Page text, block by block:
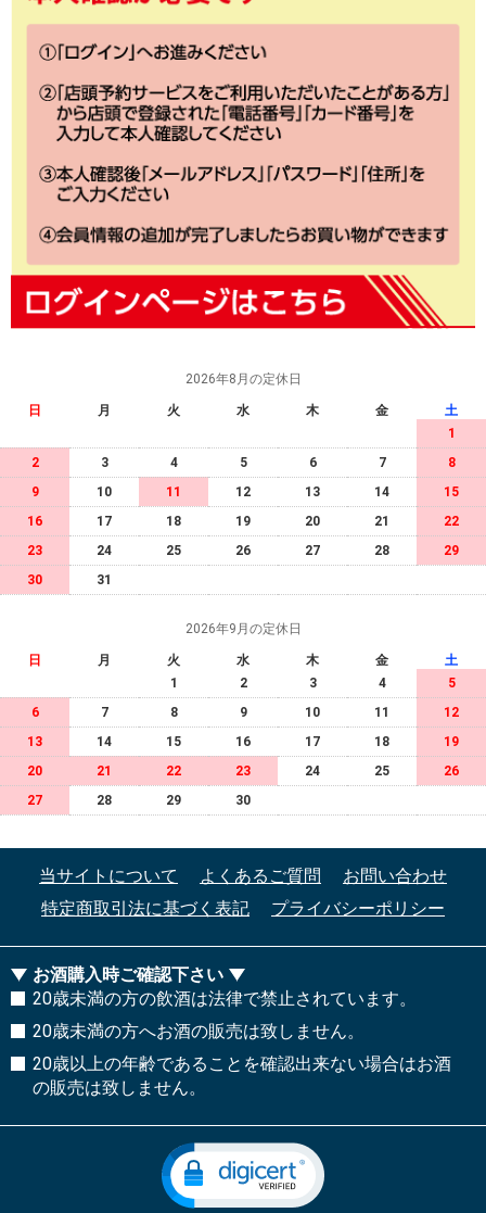
2026年8月の定休日
日 月 火 水 木 金
土
1
2
3 4 5 6 7
8
9
10 11 12 13 14
15
16
17 18 19 20 21
22
23
24 25 26 27 28
29
30
31
2026年9月の定休日
日 月 火 水 木 金
土
1
2 3 4
5
6
7 8 9 10 11
12
13
14 15 16 17 18
19
20
21 22 23 24 25
26
27
28 29 30
当サイトについて よくあるご質問
お問い合わせ
特定商取引法に基づく表記
プライバシーポリシー
お酒購入時ご確認下さい
20歳未満の方の飲酒は法律で禁止されています。
20歳未満の方へお酒の販売は致しません。
20歳以上の年齢であることを確認出来ない場合はお酒
の販売は致しません。